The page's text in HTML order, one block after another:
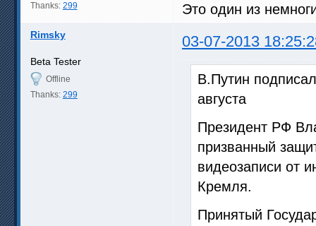
Thanks: 299
Это один из
Rimsky 03-07-2013
Beta Tester
Offline
Thanks: 299
В.Путин
августа
Президент РФ
призванный
видеозаписи от
Кремля.
Принятый